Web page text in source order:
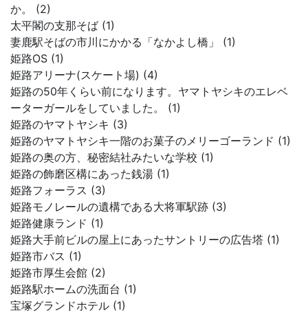
か。 (2)
太平閣の支那そば (1)
妻鹿駅そばの市川にかかる「なかよし橋」 (1)
姫路OS (1)
姫路アリーナ(スケート場) (4)
姫路の50年くらい前になります。ヤマトヤシキのエレベ
ーターガールをしていました。 (1)
姫路のヤマトヤシキ (3)
姫路のヤマトヤシキ一階のお菓子のメリーゴーランド (1)
姫路の奥の方、秘密結社みたいな学校 (1)
姫路の飾磨区構にあった銭湯 (1)
姫路フォーラス (3)
姫路モノレールの遺構である大将軍駅跡 (3)
姫路健康ランド (1)
姫路大手前ビルの屋上にあったサントリーの広告塔 (1)
姫路市バス (1)
姫路市厚生会館 (2)
姫路駅ホームの洗面台 (1)
宝塚グランドホテル (1)